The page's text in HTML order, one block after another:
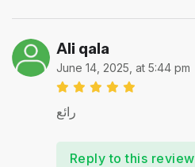
Ali qala
June 14, 2025, at 5:44 pm
رائع
Reply to this review